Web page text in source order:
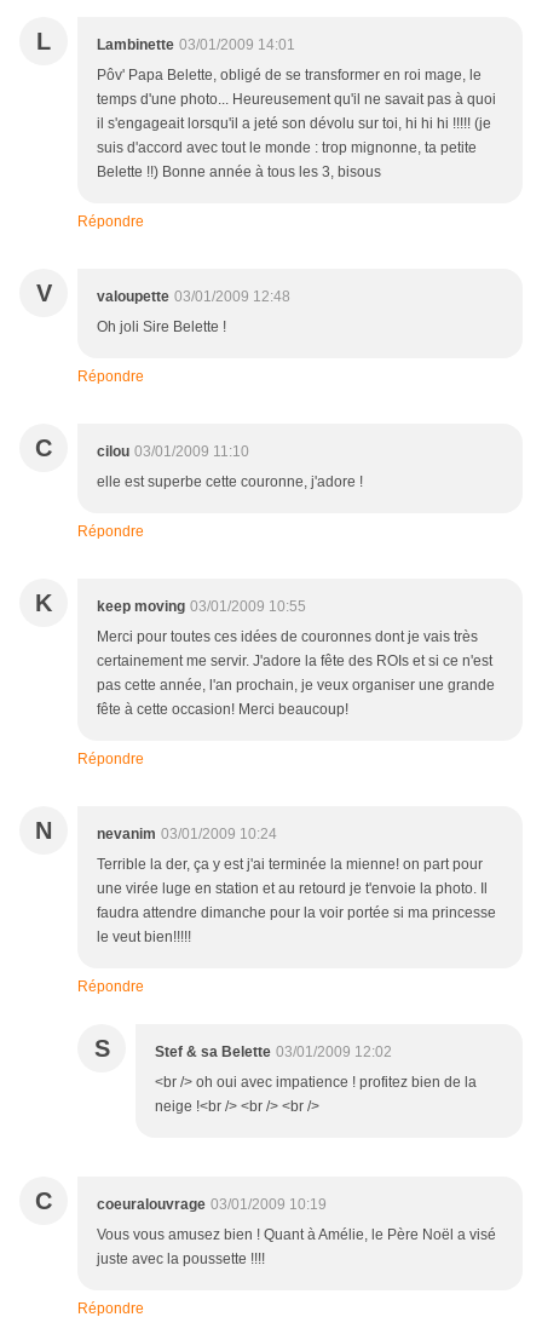
L Lambinette 03/01/2009 14:01
Pôv' Papa Belette, obligé de se transformer en roi mage, le
temps d'une photo... Heureusement qu'il ne savait pas à quoi
il s'engageait lorsqu'il a jeté son dévolu sur toi, hi hi hi !!!!! (je
suis d'accord avec tout le monde : trop mignonne, ta petite
Belette !!) Bonne année à tous les 3, bisous
Répondre
V valoupette 03/01/2009 12:48
Oh joli Sire Belette !
Répondre
C cilou 03/01/2009 11:10
elle est superbe cette couronne, j'adore !
Répondre
K keep moving 03/01/2009 10:55
Merci pour toutes ces idées de couronnes dont je vais très
certainement me servir. J'adore la fête des ROIs et si ce n'est
pas cette année, l'an prochain, je veux organiser une grande
fête à cette occasion! Merci beaucoup!
Répondre
N nevanim 03/01/2009 10:24
Terrible la der, ça y est j'ai terminée la mienne! on part pour
une virée luge en station et au retourd je t'envoie la photo. Il
faudra attendre dimanche pour la voir portée si ma princesse
le veut bien!!!!!
Répondre
S Stef & sa Belette 03/01/2009 12:02
<br /> oh oui avec impatience ! profitez bien de la
neige !<br /> <br /> <br />
C coeuralouvrage 03/01/2009 10:19
Vous vous amusez bien ! Quant à Amélie, le Père Noël a visé
juste avec la poussette !!!!
Répondre